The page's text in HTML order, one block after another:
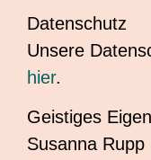
Datenschutz
Unsere
hier.
Geistiges
Susanna